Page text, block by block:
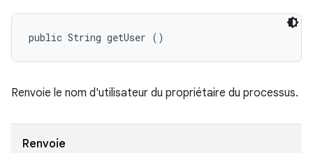
public String getUser ()
Renvoie le nom d'utilisateur du propriétaire du processus.
Renvoie